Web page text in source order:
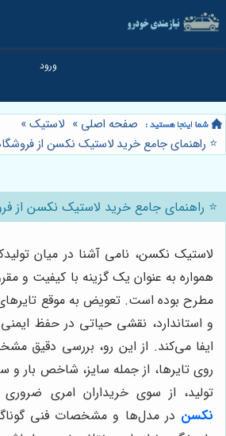
صفحه اصلی » لاستیک»
⭐️ راهنمای جامع خرید لاستیک نکسن از
⭐️ راهنمای جامع خرید لاستیک نکسن از
لاستیک نکسن، نامی آشنا در میان
همواره به عنوان یک گزینه با کیفیت و
مطرح بوده است. تعویض به موقع
و استاندارد، نقشی حیاتی در حفظ
ایفا می‌کند. از این رو، بررسی دقیق
روی تایرها، از جمله سایز، شاخص بار
تولید، از سوی خریداران امری
نکسن در مدل‌ها و مشخصات فنی